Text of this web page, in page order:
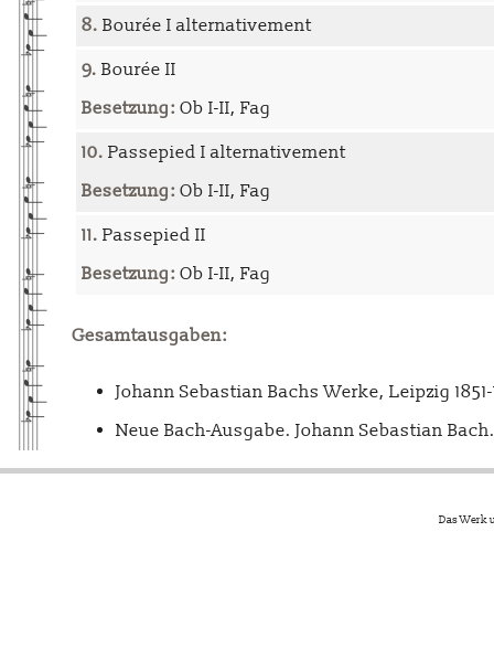
8. Bourée I alternativement
9. Bourée II
Besetzung: Ob I-II, Fag
10. Passepied I alternativement
Besetzung: Ob I-II, Fag
11. Passepied II
Besetzung: Ob I-II, Fag
Gesamtausgaben:
Johann Sebastian Bachs Werke, Leipzig
Neue Bach-Ausgabe. Johann Sebastian
Das Werk